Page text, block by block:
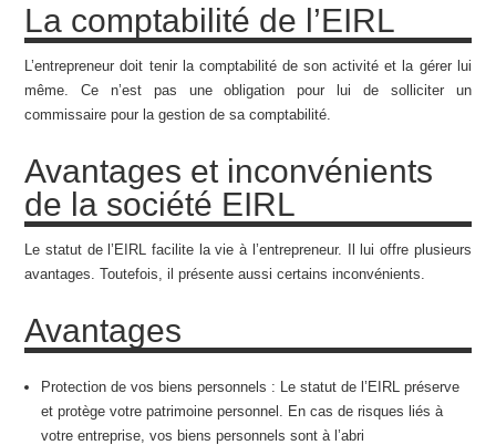
La comptabilité de l’EIRL
L’entrepreneur doit tenir la comptabilité de son activité et la gérer lui
même. Ce n’est pas une obligation pour lui de solliciter un
commissaire pour la gestion de sa comptabilité.
Avantages et inconvénients
de la société EIRL
Le statut de l’EIRL facilite la vie à l’entrepreneur. Il lui offre plusieurs
avantages. Toutefois, il présente aussi certains inconvénients.
Avantages
Protection de vos biens personnels : Le statut de l’EIRL préserve
et protège votre patrimoine personnel. En cas de risques liés à
votre entreprise, vos biens personnels sont à l’abri